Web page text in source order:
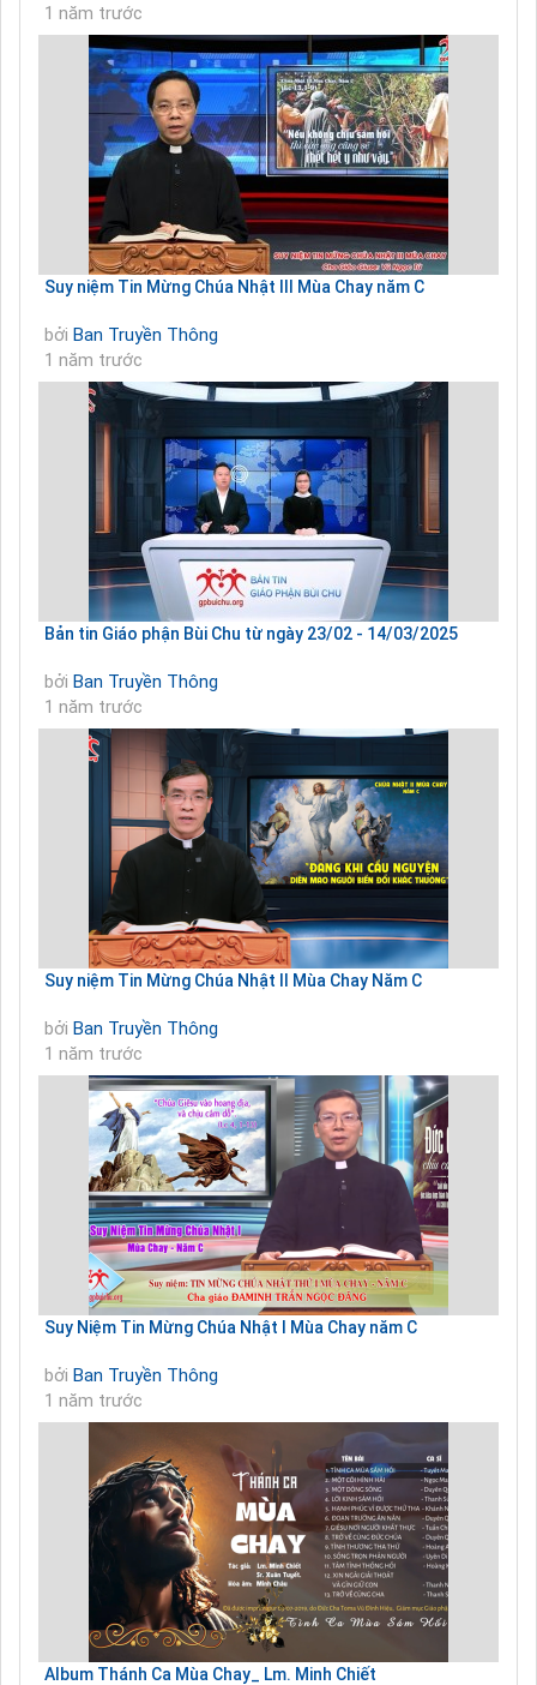
1 năm trước
Suy niệm Tin Mừng Chúa Nhật III Mùa Chay năm C
bởi Ban Truyền Thông
1 năm trước
Bản tin Giáo phận Bùi Chu từ ngày 23/02 - 14/03/2025
bởi Ban Truyền Thông
1 năm trước
Suy niệm Tin Mừng Chúa Nhật II Mùa Chay Năm C
bởi Ban Truyền Thông
1 năm trước
Suy Niệm Tin Mừng Chúa Nhật I Mùa Chay năm C
bởi Ban Truyền Thông
1 năm trước
Album Thánh Ca Mùa Chay_ Lm. Minh Chiết